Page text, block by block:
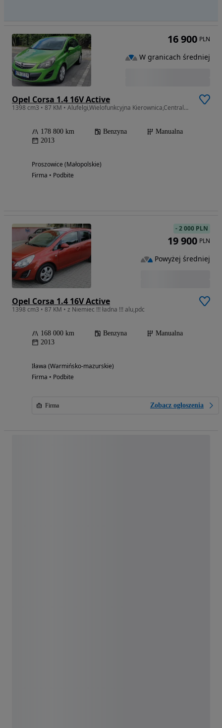
Opel Corsa 1.4 16V Active
1398 cm3 • 87 KM • Alufelgi,Wielofunkcyjna Kierownica,Centralny Zamek
178 800 km Benzyna
Manualna
2013
Proszowice (Małopolskie)
Firma • Podbite
16 900 PLN
W granicach średniej
Opel Corsa 1.4 16V Active
1398 cm3 • 87 KM • z Niemiec !!! ładna !!! alu,pdc
168 000 km Benzyna
Manualna
2013
Iława (Warmińsko-mazurskie)
Firma • Podbite
Firma Zobacz ogłoszenia
-2 000 PLN
19 900 PLN
Powyżej średniej